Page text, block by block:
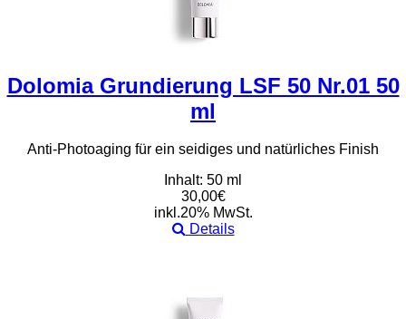
Dolomia Grundierung LSF 50 Nr.01 50
ml
Anti-Photoaging für ein seidiges und natürliches Finish
Inhalt: 50 ml
30,00€
inkl.20% MwSt.
Details